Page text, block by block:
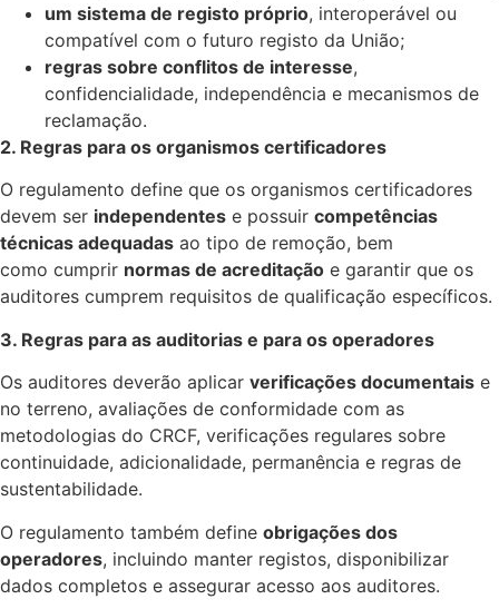
um sistema de registo próprio, interoperável ou
compatível com o futuro registo da União;
regras sobre conflitos de interesse,
confidencialidade, independência e mecanismos de
reclamação.
2. Regras para os organismos certificadores
O regulamento define que os organismos certificadores
devem ser independentes e possuir competências
técnicas adequadas ao tipo de remoção, bem
como cumprir normas de acreditação e garantir que os
auditores cumprem requisitos de qualificação específicos.
3. Regras para as auditorias e para os operadores
Os auditores deverão aplicar verificações documentais e
no terreno, avaliações de conformidade com as
metodologias do CRCF, verificações regulares sobre
continuidade, adicionalidade, permanência e regras de
sustentabilidade.
O regulamento também define obrigações dos
operadores, incluindo manter registos, disponibilizar
dados completos e assegurar acesso aos auditores.